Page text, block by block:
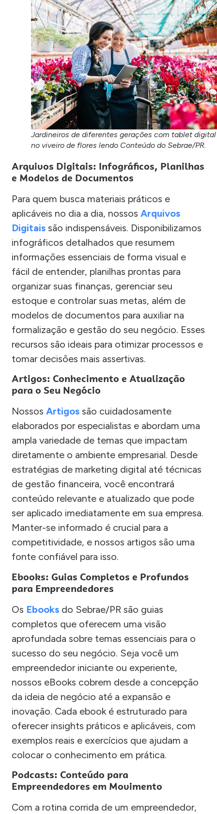
Jardineiros de diferentes gerações com tablet digital
no viveiro de flores lendo Conteúdo do Sebrae/PR.
Arquivos Digitais: Infográficos, Planilhas
e Modelos de Documentos
Para quem busca materiais práticos e
aplicáveis no dia a dia, nossos Arquivos
Digitais são indispensáveis. Disponibilizamos
infográficos detalhados que resumem
informações essenciais de forma visual e
fácil de entender, planilhas prontas para
organizar suas finanças, gerenciar seu
estoque e controlar suas metas, além de
modelos de documentos para auxiliar na
formalização e gestão do seu negócio. Esses
recursos são ideais para otimizar processos e
tomar decisões mais assertivas.
Artigos: Conhecimento e Atualização
para o Seu Negócio
Nossos Artigos são cuidadosamente
elaborados por especialistas e abordam uma
ampla variedade de temas que impactam
diretamente o ambiente empresarial. Desde
estratégias de marketing digital até técnicas
de gestão financeira, você encontrará
conteúdo relevante e atualizado que pode
ser aplicado imediatamente em sua empresa.
Manter-se informado é crucial para a
competitividade, e nossos artigos são uma
fonte confiável para isso.
Ebooks: Guias Completos e Profundos
para Empreendedores
Os Ebooks do Sebrae/PR são guias
completos que oferecem uma visão
aprofundada sobre temas essenciais para o
sucesso do seu negócio. Seja você um
empreendedor iniciante ou experiente,
nossos eBooks cobrem desde a concepção
da ideia de negócio até a expansão e
inovação. Cada ebook é estruturado para
oferecer insights práticos e aplicáveis, com
exemplos reais e exercícios que ajudam a
colocar o conhecimento em prática.
Podcasts: Conteúdo para
Empreendedores em Movimento
Com a rotina corrida de um empreendedor,